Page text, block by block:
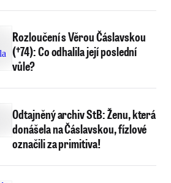
Rozloučení s Věrou Čáslavskou
(†74): Co odhalila její poslední
vůle?
Odtajněný archiv StB: Ženu, která
donášela na Čáslavskou, fízlové
označili za primitiva!